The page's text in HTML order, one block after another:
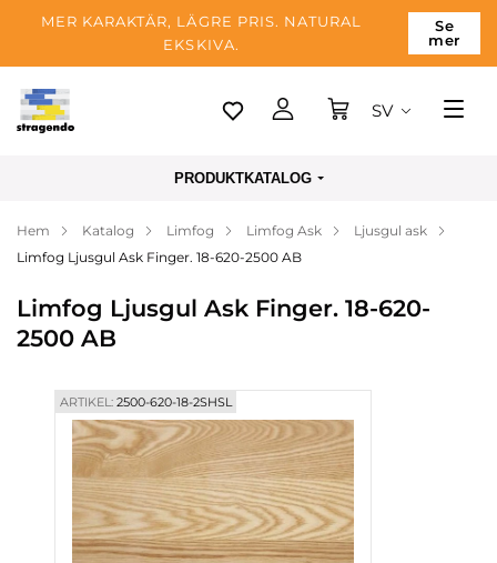
MER KARAKTÄR, LÄGRE PRIS. NATURAL
EKSKIVA.
Se
mer
Tallinn
Betalning
Blogg
SV
PRODUKTKATALOG
Hem Katalog Limfog Limfog Ask
Ljusgul ask
Limfog Ljusgul Ask Finger. 18-620-2500 AB
Limfog Ljusgul Ask Finger. 18-620-
2500 AB
ARTIKEL:2500-620-18-2SHSL